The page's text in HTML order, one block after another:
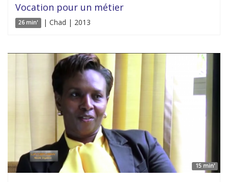
Vocation pour un métier
26 min' | Chad | 2013
15 min'